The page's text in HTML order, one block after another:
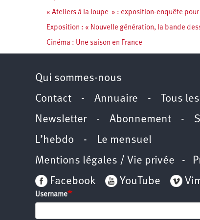
« Ateliers à la loupe » : exposition-enquête pour
Exposition : « Nouvelle génération, la bande
Cinéma : Une saison en France
Qui sommes-nous
Contact - Annuaire - Tous
Newsletter- Abonnement -
L’hebdo - Le mensuel
Mentions légales / Vie privée -
Facebook
YouTube
Username